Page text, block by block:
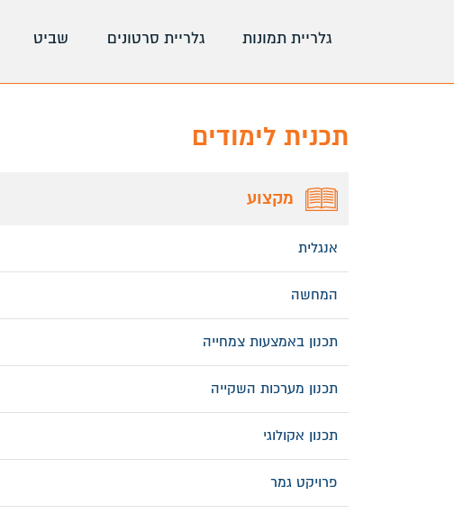
גלריית תמונות גלריית סרטונים שביט
תכנית לימודים
מקצוע
אנגלית
המחשה
תכנון באמצעות צמחייה
תכנון מערכות השקייה
תכנון אקולוגי
פרויקט גמר